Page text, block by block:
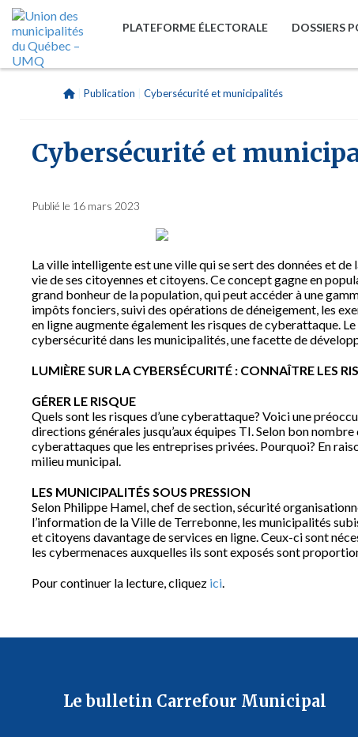
PLATEFORME ÉLECTORALE DOSSIERS
Publication Cybersécurité et municipalités
Cybersécurité et
Publié le 16 mars 2023
La ville intelligente est une ville qui se sert des données et
vie de ses citoyennes et citoyens. Ce concept gagne en
grand bonheur de la population, qui peut accéder à une
impôts fonciers, suivi des opérations de déneigement, les
en ligne augmente également les risques de cyberattaque.
cybersécurité dans les municipalités, une facette de
LUMIÈRE SUR LA CYBERSÉCURITÉ : CONNAÎTRE LES
GÉRER LE RISQUE
Quels sont les risques d’une cyberattaque? Voici une
directions générales jusqu’aux équipes TI. Selon bon
cyberattaques que les entreprises privées. Pourquoi? En
milieu municipal.
LES MUNICIPALITÉS SOUS PRESSION
Selon Philippe Hamel, chef de section, sécurité
l’information de la Ville de Terrebonne, les municipalités
et citoyens davantage de services en ligne. Ceux-ci sont
les cybermenaces auxquelles ils sont exposés sont
Pour continuer la lecture, cliquez ici.
Le bulletin Carrefour Municipal